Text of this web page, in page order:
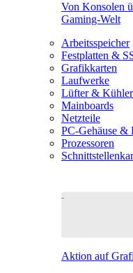
Von Konsolen
Gaming-Welt
Arbeitsspeicher
Festplatten &
Grafikkarten
Laufwerke
Lüfter & Kühler
Mainboards
Netzteile
PC-Gehäuse &
Prozessoren
Aktion auf